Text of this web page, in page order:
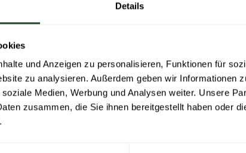
Details
und Anzeigen zu personalisieren, Funktionen für
zu analysieren. Außerdem geben wir Informationen
Medien, Werbung und Analysen weiter. Unsere
zusammen, die Sie ihnen bereitgestellt haben oder
Bedenken zu schwierigen Themen wie
abhängig von Normen und